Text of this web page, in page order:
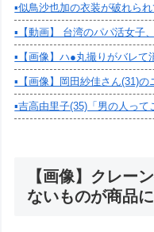
▪️似鳥沙也加の衣装が破れら
▪️【動画】 台湾のパパ活女子
▪️【画像】ハ●丸撮りがバレて
▪️【画像】岡田紗佳さん(31)
▪️吉高由里子(35)「男の人っ
【画像】クレー
ないものが商品